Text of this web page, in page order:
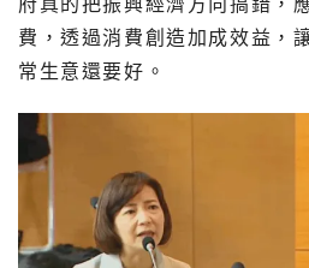
府真的把振興經濟方向搞錯，
費，透過消費創造加成效益，
常生意還要好。